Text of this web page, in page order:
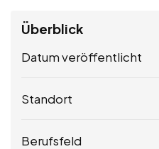
Überblick
Datum veröffentlicht
Standort
Berufsfeld